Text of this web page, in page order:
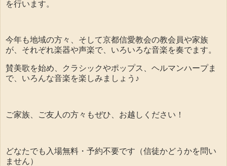
を行います。
今年も地域の方々、そして京都信愛教会の教会員や家族
が、それぞれ楽器や声楽で、いろいろな音楽を奏でます。
賛美歌を始め、クラシックやポップス、ヘルマンハープま
で、いろんな音楽を楽しみましょう♪
ご家族、ご友人の方々もぜひ、お越しください！
どなたでも入場無料・予約不要です（信徒かどうかを問い
ません）